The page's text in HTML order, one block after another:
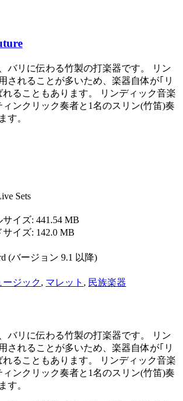
バリに伝わる竹製の打楽器です。 リン
されることが多いため、楽器自体が｢リ
れることもあります。 リンディック音楽
ンクリック奏者と1名のスリン(竹笛)奏
す。
Sets
イズ: 441.54 MB
イズ: 142.0 MB
(バージョン 9.1 以降)
ージック, マレット , 民族楽器
バリに伝わる竹製の打楽器です。 リン
されることが多いため、楽器自体が｢リ
れることもあります。 リンディック音楽
ンクリック奏者と1名のスリン(竹笛)奏
す。